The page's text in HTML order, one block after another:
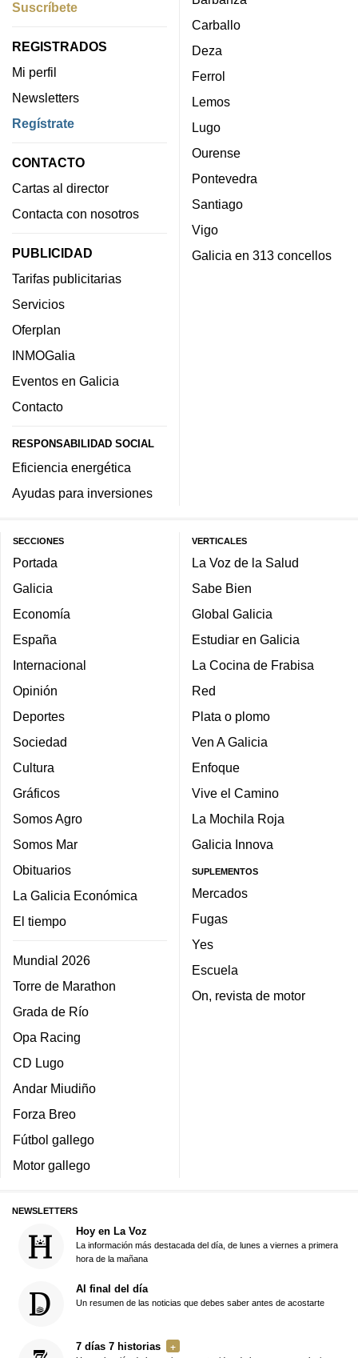
Suscríbete
REGISTRADOS
Mi perfil
Newsletters
Regístrate
CONTACTO
Cartas al director
Contacta con nosotros
PUBLICIDAD
Tarifas publicitarias
Servicios
Oferplan
INMOGalia
Eventos en Galicia
Contacto
RESPONSABILIDAD SOCIAL
Eficiencia energética
Ayudas para inversiones
Carballo
Deza
Ferrol
Lemos
Lugo
Ourense
Pontevedra
Santiago
Vigo
Galicia en 313 concellos
SECCIONES
Portada
Galicia
Economía
España
Internacional
Opinión
Deportes
Sociedad
Cultura
Gráficos
Somos Agro
Somos Mar
Obituarios
La Galicia Económica
El tiempo
Mundial 2026
Torre de Marathon
Grada de Río
Opa Racing
CD Lugo
Andar Miudiño
Forza Breo
Fútbol gallego
Motor gallego
VERTICALES
La Voz de la Salud
Sabe Bien
Global Galicia
Estudiar en Galicia
La Cocina de Frabisa
Red
Plata o plomo
Ven A Galicia
Enfoque
Vive el Camino
La Mochila Roja
Galicia Innova
SUPLEMENTOS
Mercados
Fugas
Yes
Escuela
On, revista de motor
NEWSLETTERS
Hoy en La Voz
La información más destacada del día, de lunes a viernes a primera
hora de la mañana
Al final del día
Un resumen de las noticias que debes saber antes de acostarte
7 días 7 historias